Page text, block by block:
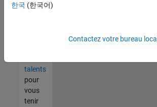
à vos
talents
pour
vous
tenir
한국 (한국어)
Contactez votre bureau local